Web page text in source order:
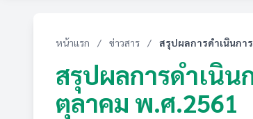
หน้าแรก / ข่าวสาร / สรุปผลการดำเนินกา
สรุปผลการดำเนิน
ตุลาคม พ.ศ.2561